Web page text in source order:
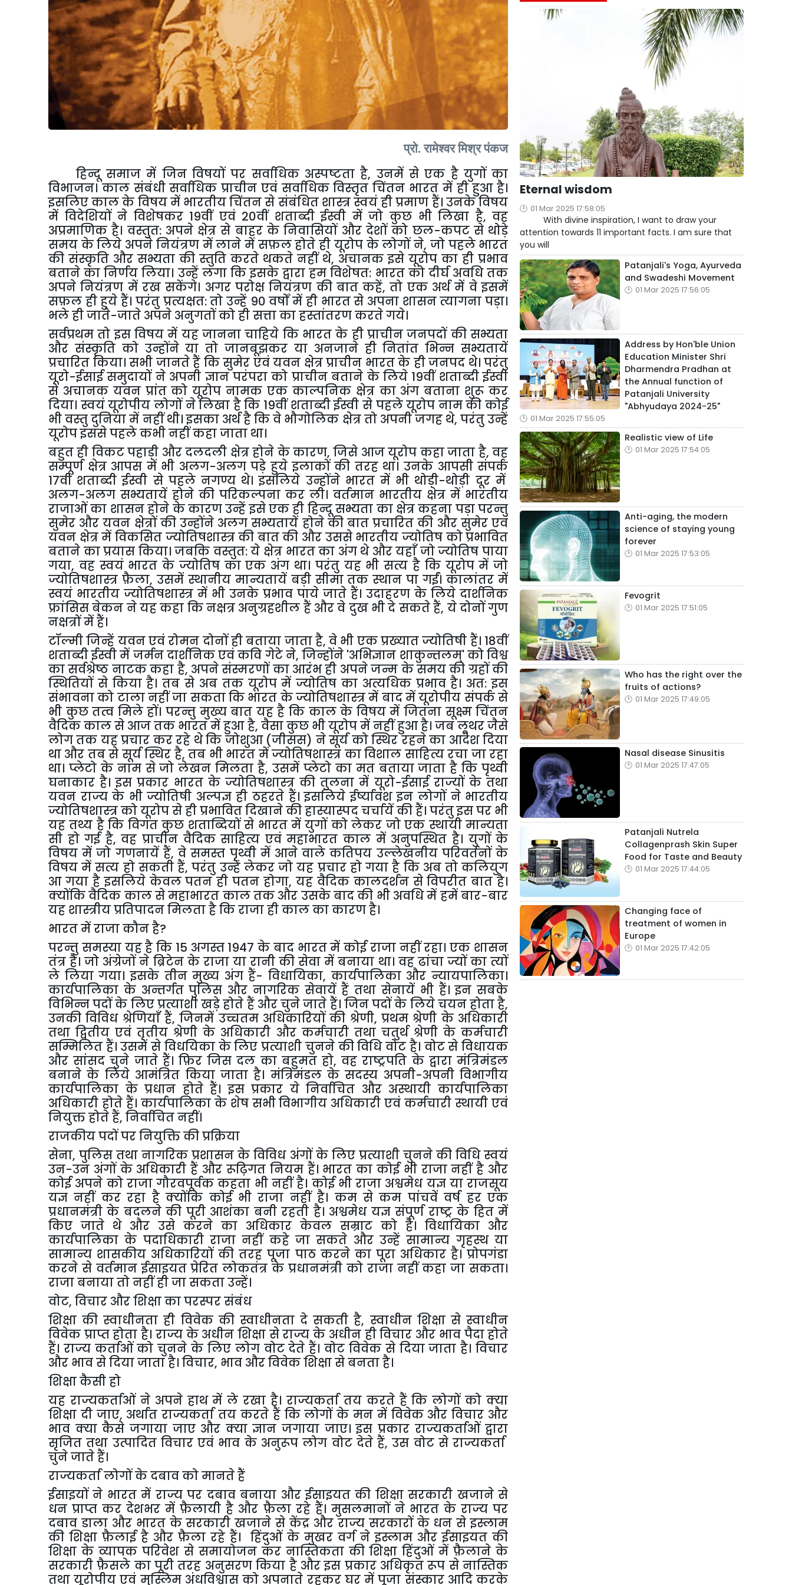
प्रो.रामेश्वर मिश्र पंकज
हिन्दू समाज में जिन विषयों पर सर्वाधिक अस्पष्टता है, उनमें से एक है युगों का
विभाजन। काल संबंधी सर्वाधिक प्राचीन एवं सर्वाधिक विस्तृत चिंतन भारत में ही हुआ है।
इसलिएकालके विषयमें भारतीयचिंतनसे संबंधित शास्त्रस्वयंहीप्रमाण हैं। उनकेविषय
में विदेशियों ने विशेषकर19वीं एवं20वीं शताब्दी ईस्वी में जो कुछ भी लिखा है,वह
अप्रमाणिक है। वस्तुत: अपने क्षेत्र से बाहर के निवासियों और देशों को छल-कपट से थोड़े
समय के लिये अपने नियंत्रण में लाने में सफ़ल होते ही यूरोप के लोगों ने, जो पहले भारत
की संस्कृति और सभ्यता की स्तुति करते थकते नहीं थे, अचानक इसे यूरोप का ही प्रभाव
बताने का निर्णय लिया। उन्हें लगा कि इसके द्वारा हम विशेषत: भारत को दीर्घ अवधि तक
अपने नियंत्रण में रख सकेंगे। अगर परोक्ष नियंत्रण की बात कहें,तो एक अर्थ में वे इसमें
सफ़ल ही हुये हैं। परंतु प्रत्यक्षत:तो उन्हें 90वर्षों में ही भारत से अपना शासन त्यागना पड़ा।
भलेहीजाते-जाते अपने अनुगतोंकोहीसत्ताकाहस्तांतरणकरतेगये।
सर्वप्रथम तो इस विषय में यह जानना चाहिये कि भारत के ही प्राचीन जनपदों की सभ्यता
और संस्कृति को उन्होंने या तो जानबूझकर या अनजाने ही नितांत भिन्न सभ्यतायें
प्रचारित किया। सभी जानतेहैं किसुमेर एवंयवन क्षेत्रप्राचीन भारतके हीजनपद थे। परंतु
यूरो-ईसाई समुदायों ने अपनी ज्ञान परंपरा को प्राचीन बताने के लिये19वीं शताब्दी ईस्वी
से अचानक यवन प्रांत को यूरोप नामक एक काल्पनिक क्षेत्र का अंग बताना शुरू कर
दिया। स्वयं यूरोपीय लोगों ने लिखा है कि 19वीं शताब्दी ईस्वी से पहले यूरोप नाम की कोई
भीवस्तुदुनियामें नहीं थी। इसका अर्थहैकिवे भौगोलिक क्षेत्रतो अपनीजगह थे,परंतुउन्हें
यूरोपइससेपहलेकभीनहींकहाजाता था।
बहुतही विकटपहाड़ी औरदलदली क्षेत्रहोने केकारण,जिसे आजयूरोप कहाजाता है, वह
सम्पूर्ण क्षेत्र आपस में भी अलग-अलग पड़े हुये इलाकों की तरह था। उनके आपसी संपर्क
17वीं शताब्दी ईस्वी से पहले नगण्य थे। इसलिये उन्होंने भारत में भी थोड़ी-थोड़ी दूर में
अलग-अलग सभ्यतायें होने की परिकल्पना कर ली। वर्तमान भारतीय क्षेत्र में भारतीय
राजाओंका शासनहोने केकारणउन्हें इसेएकही हिन्दूसभ्यता का क्षेत्रकहना पड़ापरन्तु
सुमेर और यवन क्षेत्रों की उन्होंने अलग सभ्यतायें होने की बात प्रचारित की और सुमेर एवं
यवन क्षेत्र में विकसित ज्योतिषशास्त्र की बात की और उससे भारतीय ज्योतिष को प्रभावित
बताने काप्रयास किया। जबकि वस्तुत:ये क्षेत्र भारतका अंग थे औरयहाँ जोज्योतिष पाया
गया, वह स्वयं भारत के ज्योतिष का एक अंग था। परंतु यह भी सत्य है कि यूरोप में जो
ज्योतिषशास्त्र फ़ैला, उसमें स्थानीय मान्यतायें बड़ी सीमा तक स्थान पा गईं। कालांतर में
स्वयं भारतीय ज्योतिषशास्त्र में भी उनके प्रभाव पाये जाते हैं। उदाहरण के लिये दार्शनिक
फ्रांसिसबेकन नेयहकहा किनक्षत्र अनुग्रहशील हैं औरवे दुख भीदे सकतेहैं, येदोनोंगुण
नक्षत्रोंमेंहैं।
टॉल्मीजिन्हें यवनएवंरोमन दोनोंहीबताया जाताहै,वे भी एकप्रख्यातज्योतिषी हैं। 18वीं
शताब्दीईस्वीमें जर्मनदार्शनिकएवंकवि गेटेने,जिन्होंने 'अभिज्ञान शाकुन्तलम्'कोविश्व
कासर्वश्रेष्ठ नाटककहा है, अपनेसंस्मरणों का आरंभही अपनेजन्म केसमयकी ग्रहोंकी
स्थितियों से किया है। तब से अब तक यूरोप में ज्योतिष का अत्यधिक प्रभाव है। अत:इस
संभावनाको टालानहींजा सकताकि भारत केज्योतिषशास्त्रमें बादमेंयूरोपीय संपर्कसे
भी कुछ तत्व मिले हों। परन्तु मुख्य बात यह है कि काल के विषय में जितना सूक्ष्म चिंतन
वैदिककालसे आजतक भारतमेंहुआहै, वैसाकुछ भीयूरोपमेंनहींहुआहै। जबलूथरजैसे
लोगतक यहप्रचार कररहे थेकि जोशुआ(जीसस) नेसूर्य कोस्थिर रहनेका आदेशदिया
था और तबसे सूर्यस्थिर है,तब भी भारत मेंज्योतिषशास्त्र काविशाल साहित्यरचा जारहा
था। प्लेटो के नाम से जो लेखन मिलता है,उसमें प्लेटो का मत बताया जाता है कि पृथ्वी
घनाकार है। इस प्रकार भारत के ज्योतिषशास्त्र की तुलना में यूरो-ईसाई राज्यों के तथा
यवन राज्य के भी ज्योतिषी अल्पज्ञ ही ठहरते हैं। इसलिये ईर्ष्यावश इन लोगों ने भारतीय
ज्योतिषशास्त्रकोयूरोपसेहीप्रभावितदिखानेकीहास्यास्पदचर्चायेंकीहैं। परंतुइसपर भी
यह तथ्य है कि विगत कुछ शताब्दियों से भारत में युगों को लेकर जो एक स्थायी मान्यता
सी हो गई है,वह प्राचीन वैदिक साहित्य एवं महाभारत काल में अनुपस्थित है। युगों के
विषय में जो गणनायें हैं,वे समस्त पृथ्वी में आने वाले कतिपय उल्लेखनीय परिवर्तनों के
विषय में सत्य हो सकती हैं,परंतु उन्हें लेकर जो यह प्रचार हो गया है कि अब तो कलियुग
आ गया है इसलिये केवल पतन ही पतन होगा, यह वैदिक कालदर्शन से विपरीत बात है।
क्योंकिवैदिक कालसेमहाभारत कालतक और उसकेबादकी भी अवधिमें हमेंबार-बार
यह शास्त्रीयप्रतिपादनमिलताहैकिराजाहीकालकाकारणहै।
भारतमेंराजाकौनहै?
परन्तु समस्या यह है कि 15 अगस्त1947के बाद भारत में कोई राजा नहीं रहा। एक शासन
तंत्र है। जो अंग्रेजों ने ब्रिटेन के राजा या रानी की सेवा में बनाया था। वह ढांचा ज्यों का त्यों
ले लिया गया। इसके तीन मुख्य अंग हैं-विधायिका, कार्यपालिका और न्यायपालिका।
कार्यपालिका के अन्तर्गत पुलिस और नागरिक सेवायें हैं तथा सेनायें भी हैं। इन सबके
विभिन्नपदोंके लिएप्रत्याशीखड़ेहोते हैं औरचुनेजाते हैं। जिनपदोंके लियेचयनहोताहै,
उनकी विविध श्रेणियाँ हैं,जिनमें उच्चतम अधिकारियों की श्रेणी,प्रथम श्रेणी के अधिकारी
तथा द्वितीय एवं तृतीय श्रेणी के अधिकारी और कर्मचारी तथा चतुर्थ श्रेणी के कर्मचारी
सम्मिलित हैं। उसमें से विधयिका के लिए प्रत्याशी चुनने की विधि वोट है। वोट से विधायक
और सांसद चुने जाते हैं। फ़िर जिस दल का बहुमत हो,वह राष्ट्रपति के द्वारा मंत्रिमंडल
बनाने के लिये आमंत्रित किया जाता है। मंत्रिमंडल के सदस्य अपनी-अपनी विभागीय
कार्यपालिका के प्रधान होते हैं। इस प्रकार ये निर्वाचित और अस्थायी कार्यपालिका
अधिकारी होते हैं। कार्यपालिका के शेष सभी विभागीय अधिकारी एवं कर्मचारी स्थायी एवं
नियुक्तहोतेहैं, निर्वाचितनहीं।
राजकीयपदोंपरनियुक्तिकीप्रक्रिया
सेना,पुलिस तथा नागरिक प्रशासन के विविध अंगों के लिए प्रत्याशी चुनने की विधि स्वयं
उन-उन अंगों के अधिकारी हैं और रूढ़िगत नियम हैं। भारत का कोई भी राजा नहीं है और
कोई अपने को राजा गौरवपूर्वक कहता भी नहीं है। कोई भी राजा अश्वमेध यज्ञ या राजसूय
यज्ञ नहीं कर रहा है क्योंकि कोई भी राजा नहीं है। कम से कम पांचवें वर्ष हर एक
प्रधानमंत्री के बदलने की पूरी आशंका बनी रहती है। अश्वमेध यज्ञ संपूर्ण राष्ट्र के हित में
किए जाते थे और उसे करने का अधिकार केवल सम्राट को है। विधायिका और
कार्यपालिका के पदाधिकारी राजा नहीं कहे जा सकते और उन्हें सामान्य गृहस्थ या
सामान्य शासकीय अधिकारियों की तरह पूजा पाठ करने का पूरा अधिकार है। प्रोपगंडा
करने से वर्तमान ईसाइयत प्रेरित लोकतंत्र के प्रधानमंत्री को राजा नहीं कहा जा सकता।
राजाबनायातोनहींहीजासकताउन्हें।
वोट, विचार औरशिक्षाकापरस्परसंबंध
शिक्षा की स्वाधीनता ही विवेक की स्वाधीनता दे सकती है, स्वाधीन शिक्षा से स्वाधीन
विवेक प्राप्त होता है। राज्य के अधीन शिक्षा से राज्य के अधीन ही विचार और भाव पैदा होते
हैं। राज्य कर्ताओं को चुनने के लिए लोग वोट देते हैं। वोट विवेक से दिया जाता है। विचार
और भावसेदियाजाताहै। विचार, भाव औरविवेकशिक्षासेबनताहै।
शिक्षाकैसीहो
यह राज्यकर्ताओं ने अपने हाथ में ले रखा है। राज्यकर्ता तय करते हैं कि लोगों को क्या
शिक्षा दी जाए, अर्थात राज्यकर्ता तय करते हैं कि लोगों के मन में विवेक और विचार और
भाव क्या कैसे जगाया जाए और क्या ज्ञान जगाया जाए। इस प्रकार राज्यकर्ताओं द्वारा
सृजित तथा उत्पादित विचार एवं भाव के अनुरूप लोग वोट देते हैं,उस वोट से राज्यकर्ता
चुनेजातेहैं।
राज्यकर्तालोगोंकेदबावकोमानतेहैं
ईसाइयों ने भारत में राज्य पर दबाव बनाया और ईसाइयत की शिक्षा सरकारी खजाने से
धन प्राप्त कर देशभर में फ़ैलायी है और फ़ैला रहे हैं। मुसलमानों ने भारत के राज्य पर
दबाव डाला और भारत के सरकारी खजाने से केंद्र और राज्य सरकारों के धन से इस्लाम
की शिक्षा फ़ैलाई है और फ़ैला रहे हैं। हिंदुओं के मुखर वर्ग ने इस्लाम और ईसाइयत की
शिक्षा के व्यापक परिवेश से समायोजन कर नास्तिकता की शिक्षा हिंदुओं में फ़ैलाने के
सरकारी फ़ैसले का पूरी तरह अनुसरण किया है और इस प्रकार अधिकृत रूप से नास्तिक
तथा यूरोपीय एवं मुस्लिम अंधविश्वास को अपनाते रहकर घर में पूजा संस्कार आदि करके
Eternal wisdom
01 Mar 2025 17:58:05
With divine inspiration, I want to draw your
attention towards 11 important facts. I am sure that
you will
Patanjali's Yoga, Ayurveda
and Swadeshi Movement
01 Mar 2025 17:56:05
Address by Hon'ble Union
Education Minister Shri
Dharmendra Pradhan at
the Annual function of
Patanjali University
"Abhyudaya 2024-25"
01 Mar 2025 17:55:05
Realistic view of Life
01 Mar 2025 17:54:05
Anti-aging, the modern
science of staying young
forever
01 Mar 2025 17:53:05
Fevogrit
01 Mar 2025 17:51:05
Who has the right over the
fruits of actions?
01 Mar 2025 17:49:05
Nasal disease Sinusitis
01 Mar 2025 17:47:05
Patanjali Nutrela
Collagenprash Skin Super
Food for Taste and Beauty
01 Mar 2025 17:44:05
Changing face of
treatment of women in
Europe
01 Mar 2025 17:42:05